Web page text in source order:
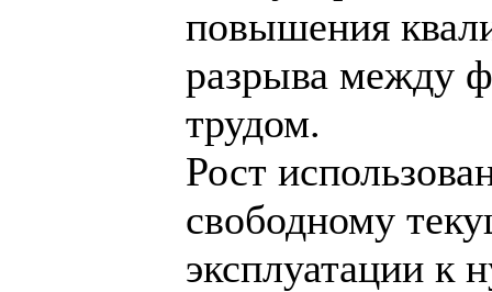
повышения
разрыва между
трудом.
Рост
свободному
эксплуатации к